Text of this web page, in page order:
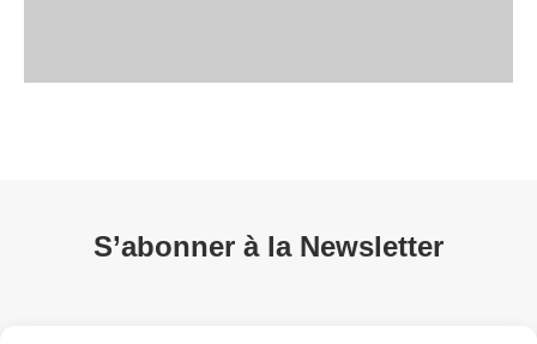
S’abonner à la Newsletter